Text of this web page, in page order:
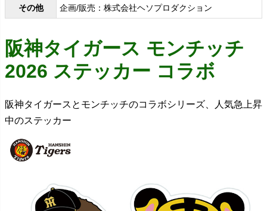
その他 企画/販売：株式会社ヘソプロダクション
阪神タイガース モンチッチ
2026 ステッカー コラボ
阪神タイガースとモンチッチのコラボシリーズ、人気急上昇
中のステッカー